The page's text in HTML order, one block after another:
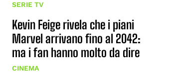
SERIE TV
Kevin Feige rivela che i piani
Marvel arrivano fino al 2042:
ma i fan hanno molto da dire
CINEMA